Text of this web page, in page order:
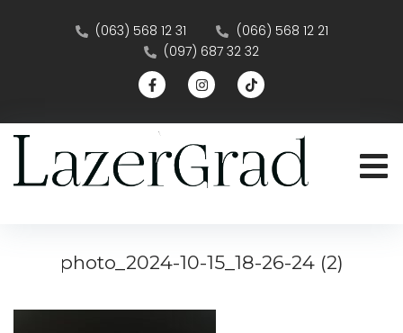
(063) 568 12 31
(066) 568 12 21
(097) 687 32 32
photo_2024-10-15_18-26-24 (2)